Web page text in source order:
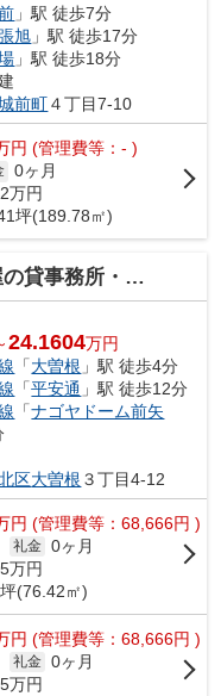
」駅 徒歩7分
旭 」駅 徒歩17分
」駅 徒歩18分
前町４丁目7-10
円 (管理費等：- )
0ヶ月
万円
坪(189.78㎡)
・貸オフィス 】
24.1604万円
「大曽根 」駅 徒歩4分
「平安通 」駅 徒歩12分
「ナゴヤドーム前矢
区大曽根 ３丁目4-12
円 (管理費等：68,666円 )
礼金 0ヶ月
万円
(76.42㎡)
円 (管理費等：68,666円 )
礼金 0ヶ月
万円